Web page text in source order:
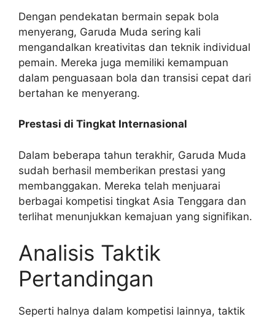
Dengan pendekatan bermain sepak bola
menyerang, Garuda Muda sering kali
mengandalkan kreativitas dan teknik individual
pemain. Mereka juga memiliki kemampuan
dalam penguasaan bola dan transisi cepat dari
bertahan ke menyerang.
Prestasi di Tingkat Internasional
Dalam beberapa tahun terakhir, Garuda Muda
sudah berhasil memberikan prestasi yang
membanggakan. Mereka telah menjuarai
berbagai kompetisi tingkat Asia Tenggara dan
terlihat menunjukkan kemajuan yang signifikan.
Analisis Taktik
Pertandingan
Seperti halnya dalam kompetisi lainnya, taktik